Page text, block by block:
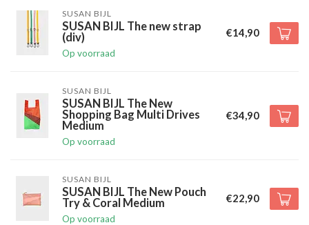
SUSAN BIJL
SUSAN BIJL The new strap
(div)
Op voorraad
€14,90
SUSAN BIJL
SUSAN BIJL The New
Shopping Bag Multi Drives
Medium
Op voorraad
€34,90
SUSAN BIJL
SUSAN BIJL The New Pouch
Try & Coral Medium
Op voorraad
€22,90